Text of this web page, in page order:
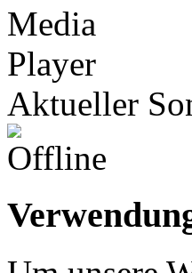
Aktueller